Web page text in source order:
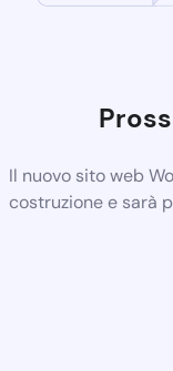
Il nuovo sito web
costruzione e sarà